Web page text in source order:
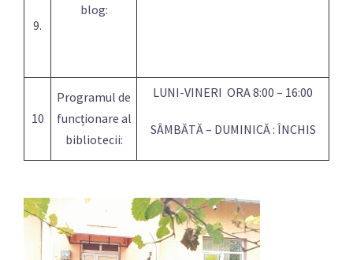
9.
blog:
10
Programul de
funcționare al
bibliotecii:
LUNI-VINERI ORA 8:00 – 16:00
SÂMBĂTĂ – DUMINICĂ : ÎNCHIS